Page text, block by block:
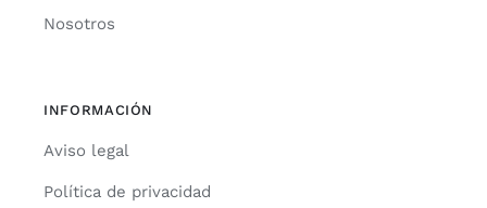
Nosotros
INFORMACIÓN
Aviso legal
Política de privacidad